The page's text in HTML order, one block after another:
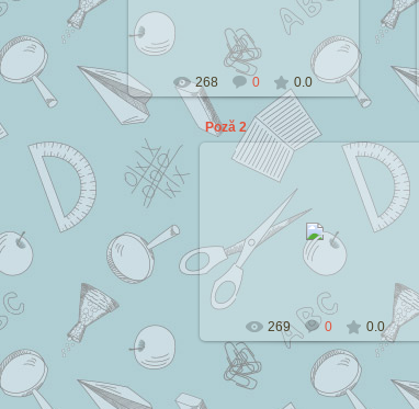
268 0 0.0
Poză 2
2014-07-13
Cezar
269 0 0.0